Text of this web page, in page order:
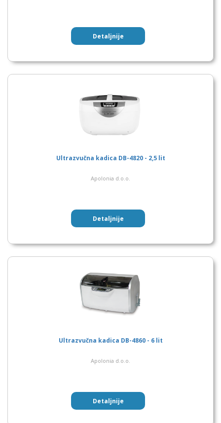
Detaljnije
Ultrazvučna kadica DB-4820 - 2,5 lit
Apolonia d.o.o.
Detaljnije
Ultrazvučna kadica DB-4860 - 6 lit
Apolonia d.o.o.
Detaljnije